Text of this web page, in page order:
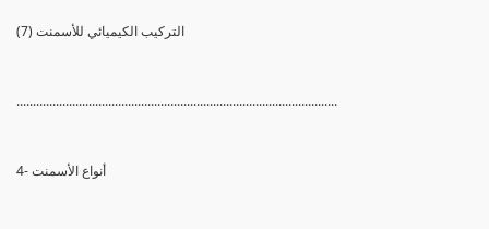
(7) التركيب الكيميائي للأسمنت
..................................................................................................
4- أنواع الأسمنت